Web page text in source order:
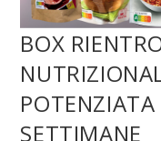
BOX
SETTIMANE